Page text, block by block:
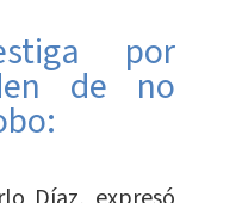
por
de no